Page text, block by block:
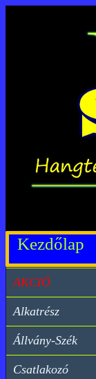
Kezdőlap
AKCIÓ
Alkatrész
Állvány-Szék
Csatlakozó